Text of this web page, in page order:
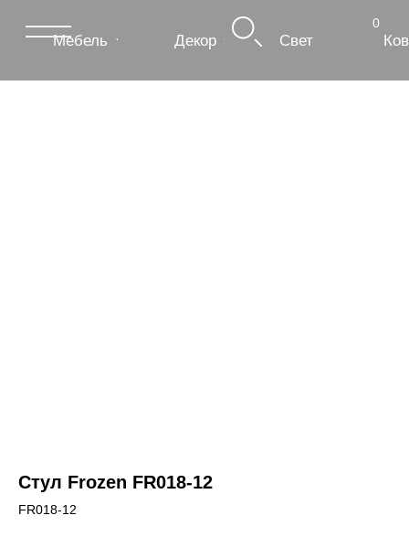
Мебель
Стул Frozen FR018-12
FR018-12